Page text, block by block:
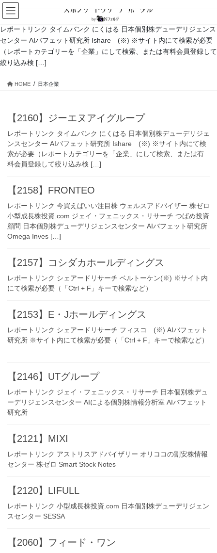
コ
ン
ツ
へ
ス
ナ
ビ
シ
ョ
ン
レポートリンク タイムバンク にくはる 日本個別株デューデリジェンス
センター AIバフェット研究所 Ishare (※) ※サイト内にて検索が必要
（レポートカテゴリーを「企業」にして検索、または有料会員登録して
絞り込み検 […]
HOME 日本企業
【2160】ジーエヌアイグループ
レポートリンク タイムバンク にくはる 日本個別株デューデリジェ
ンスセンター AIバフェット研究所 Ishare (※) ※サイト内にて検
索が必要（レポートカテゴリーを「企業」にして検索、または有
料会員登録して絞り込み検 […]
【2158】FRONTEO
レポートリンク 今買えばいい注目株 ウェルスアドバイザー 株ゼロ
小型成長株投資.com ジェイ・フェニックス・リサーチ つばめ投資
顧問 日本個別株デューデリジェンスセンター AIバフェット研究所
Omega Inves […]
【2157】コシダカホールディングス
レポートリンク シェアードリサーチ ベルトーケン(※) ※サイト内
にて検索が必要（「Ctrl + F」キーで検索など）
【2153】E・Jホールディングス
レポートリンク シェアードリサーチ フィスコ (※) AIバフェット
研究所 ※サイト内にて検索が必要（「Ctrl + F」キーで検索など）
【2146】UTグループ
レポートリンク ジェイ・フェニックス・リサーチ 日本個別株デュ
ーデリジェンスセンター AIによる個別株情報分析室 AIバフェット
研究所
【2121】MIXI
レポートリンク アストリスアドバイザリー オリココの割安株情報
センター 株ゼロ Smart Stock Notes
【2120】LIFULL
レポートリンク 小型成長株投資.com 日本個別株デューデリジェン
スセンター SESSA
【2060】フィード・ワン